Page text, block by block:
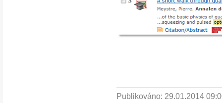
Publikováno: 29.01.2014